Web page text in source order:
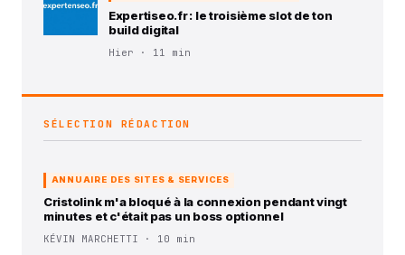
Expertiseo.fr : le troisième slot de ton
build digital
Hier · 11 min
SÉLECTION RÉDACTION
ANNUAIRE DES SITES & SERVICES
Cristolink m'a bloqué à la connexion pendant vingt
minutes et c'était pas un boss optionnel
KÉVIN MARCHETTI · 10 min